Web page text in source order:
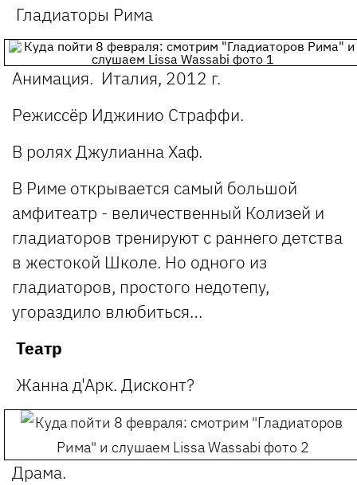
Гладиаторы Рима
Анимация. Италия, 2012 г.
Режиссёр Иджинио Страффи.
В ролях Джулианна Хаф.
В Риме открывается самый большой
амфитеатр - величественный Колизей и
гладиаторов тренируют с раннего детства
в жестокой Школе. Но одного из
гладиаторов, простого недотепу,
угораздило влюбиться…
Театр
Жанна д'Арк. Дисконт?
Драма.